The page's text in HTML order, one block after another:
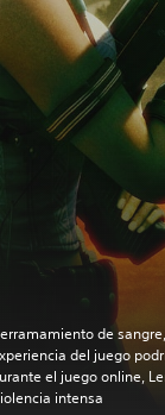
de
del juego
el juego online,
intensa